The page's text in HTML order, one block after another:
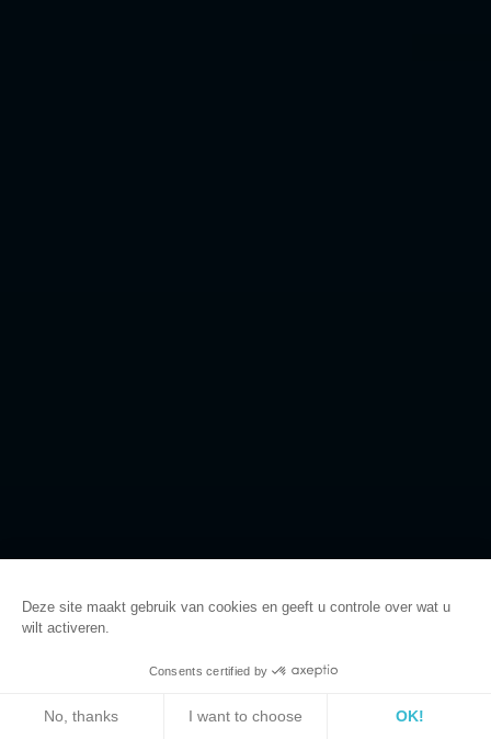
Deze site maakt gebruik van cookies en geeft u controle over wat u
wilt activeren.
Consents certified by
No, thanks I want to choose OK!
BOEK
ONTVANGST EVENEMENTEN AL DE AGENDA